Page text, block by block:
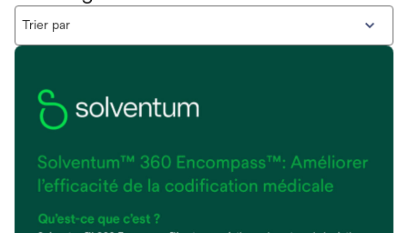
Trier par